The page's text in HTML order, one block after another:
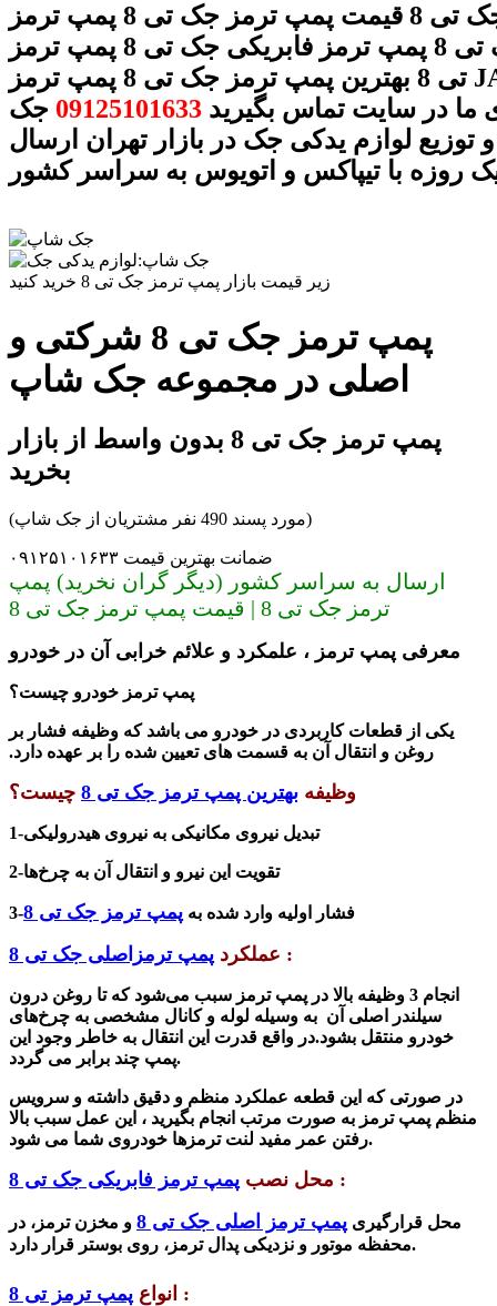
پمپ ترمز جک تی 8 قیمت پمپ ترمز جک تی 8 پمپ ترمز
اصلی جک تی 8 پمپ ترمز فابریکی جک تی 8 پمپ ترمز
تی 8 بهترین پمپ ترمز جک تی 8 پمپ ترمز JAC T8 با
ما در سایت تماس بگیرید 09125101633 جک
توزیع لوازم یدکی جک در بازار تهران ارسال
روزه با تیپاکس و اتویوس به سراسر کشور
زیر قیمت بازار پمپ ترمز جک تی 8 خرید کنید
پمپ ترمز جک تی 8 شرکتی و
اصلی در مجموعه جک شاپ
پمپ ترمز جک تی 8 بدون واسط از بازار
بخرید
(مورد پسند 490 نفر مشتریان از جک شاپ)
ضمانت بهترین قیمت ۰۹۱۲۵۱۰۱۶۳۳
ارسال به سراسر کشور (دیگر گران نخرید) پمپ
ترمز جک تی 8 | قیمت پمپ ترمز جک تی 8
معرفی پمپ ترمز ، علمکرد و علائم خرابی آن در خودرو
پمپ ترمز خودرو چیست؟
یکی از قطعات کاربردی در خودرو می باشد که وظیفه فشار بر
روغن و انتقال آن به قسمت های تعیین شده را بر عهده دارد.
وظیفه بهترین پمپ ترمز جک تی 8 چیست؟
1-تبدیل نیروی مکانیکی به نیروی هیدرولیکی
2-تقویت این نیرو و انتقال آن به چرخ‌ها
3-فشار اولیه وارد شده به پمپ ترمز جک تی 8
عملکرد پمپ ترمزاصلی جک تی 8 :
انجام 3 وظیفه بالا در پمپ ترمز سبب می‌شود که تا روغن درون
سیلندر اصلی آن به وسیله لوله و کانال مشخصی به چرخ‌های
خودرو منتقل بشود.در واقع قدرت این انتقال به خاطر وجود این
پمپ چند برابر می گردد.
در صورتی که این قطعه عملکرد منظم و دقیق داشته و سرویس
منظم پمپ ترمز به صورت مرتب انجام بگیرید ، این عمل سبب بالا
رفتن عمر مفید لنت ترمزها خودروی شما می شود.
محل نصب پمپ ترمز فابریکی جک تی 8 :
محل قرارگیری پمپ ترمز اصلی جک تی 8
و مخزن ترمز، در
محفظه موتور و نزدیکی پدال ترمز، روی بوستر قرار دارد.
انواع پمپ ترمز تی 8 :